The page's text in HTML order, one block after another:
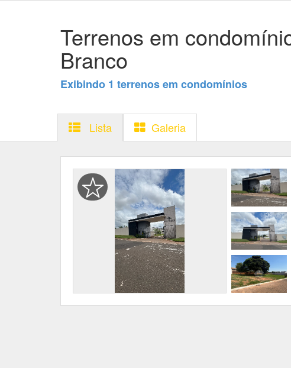
Terrenos em
Branco
Exibindo 1 terrenos em condomínios
Lista Galeria